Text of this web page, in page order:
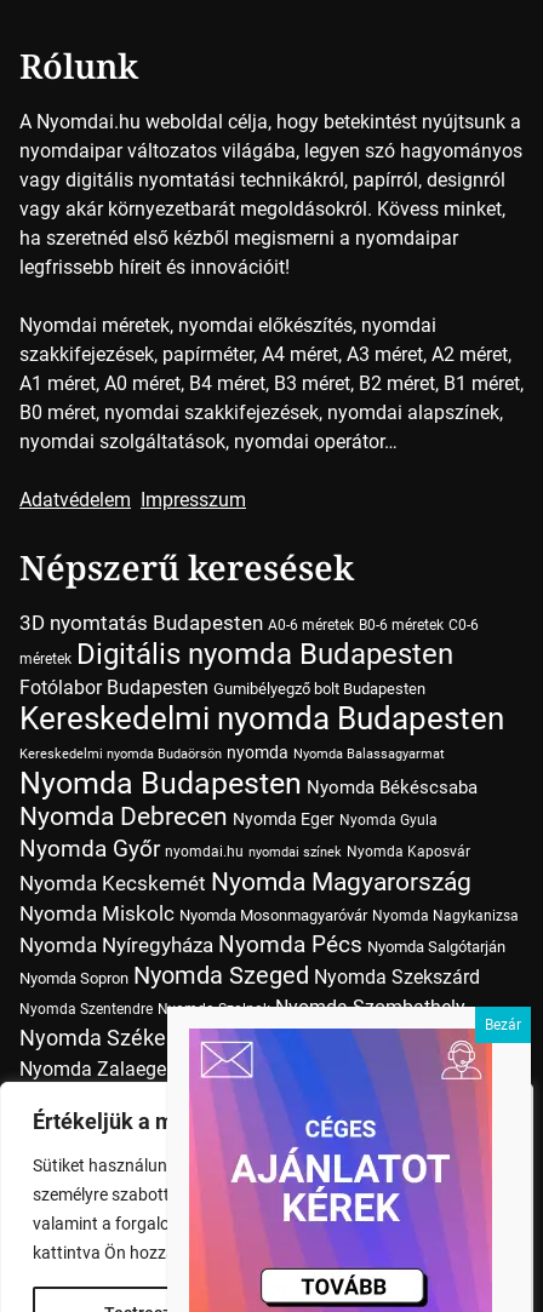
Értékeljük a magánéletét
Sütiket használunk a böngészési élmény fokozására,
személyre szabott hirdetések vagy tartalmak megjelenítésére,
valamint a forgalom elemzésére. A "Mindent elfogad" gombra
kattintva Ön hozzájárul a cookie-k használatához.
Rólunk
A Nyomdai.hu weboldal célja, hogy betekintést nyújtsunk a
nyomdaipar változatos világába, legyen szó hagyományos
vagy digitális nyomtatási technikákról, papírról, designról
vagy akár környezetbarát megoldásokról. Kövess minket,
ha szeretnéd első kézből megismerni a nyomdaipar
legfrissebb híreit és innovációit!
Nyomdai méretek, nyomdai előkészítés, nyomdai
szakkifejezések, papírméter, A4 méret, A3 méret, A2 méret,
A1 méret, A0 méret, B4 méret, B3 méret, B2 méret, B1 méret,
B0 méret, nyomdai szakkifejezések, nyomdai alapszínek,
nyomdai szolgáltatások, nyomdai operátor…
Adatvédelem Impresszum
Népszerű keresések
3D nyomtatás Budapesten A0-6 méretek B0-6 méretek C0-6
méretek Digitális nyomda Budapesten
Fotólabor Budapesten Gumibélyegző bolt Budapesten
Kereskedelmi nyomda Budapesten
Kereskedelmi nyomda Budaörsön nyomda Nyomda Balassagyarmat
Nyomda Budapesten Nyomda Békéscsaba
Nyomda Debrecen Nyomda Eger Nyomda Gyula
Nyomda Győr nyomdai.hu nyomdai színek Nyomda Kaposvár
Nyomda Kecskemét Nyomda Magyarország
Nyomda Miskolc Nyomda Mosonmagyaróvár Nyomda Nagykanizsa
Nyomda Nyíregyháza Nyomda Pécs Nyomda Salgótarján
Nyomda Sopron Nyomda Szeged Nyomda Szekszárd
Nyomda Szentendre Nyomda Szolnok Nyomda Szombathely
Nyomda Székesfehérvár Nyomda Tatabánya Nyomda Vác
Nyomda Zalaegerszeg Nyomda Érd nyomtatás
Nyomtatás Budapesten
Pólónyomtatás Budapesten Szitanyomda Budapesten
Tudásbázis